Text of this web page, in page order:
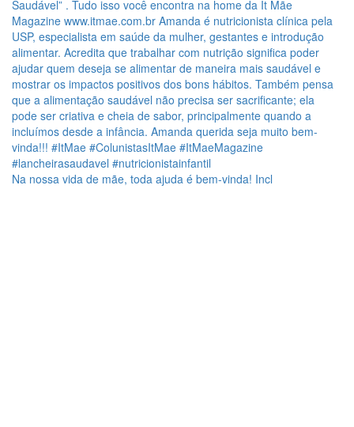
Na nossa vida de mãe, toda ajuda é bem-vinda! Incl